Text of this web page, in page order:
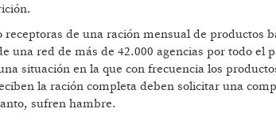
de una ración mensual de productos
una red de más de 42.000 agencias por todo el
situación en la que con frecuencia los
la ración completa deben solicitar una
sufren hambre.